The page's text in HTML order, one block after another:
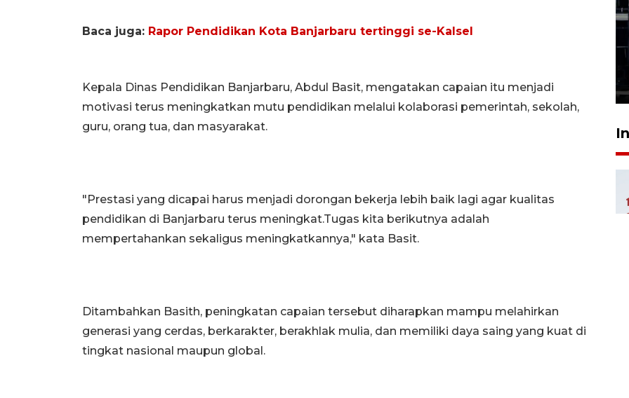
Baca juga: Rapor Pendidikan Kota Banjarbaru tertinggi se-Kalsel
Kepala Dinas Pendidikan Banjarbaru, Abdul Basit, mengatakan capaian itu menjadi
motivasi terus meningkatkan mutu pendidikan melalui kolaborasi pemerintah, sekolah,
guru, orang tua, dan masyarakat.
"Prestasi yang dicapai harus menjadi dorongan bekerja lebih baik lagi agar kualitas
pendidikan di Banjarbaru terus meningkat.Tugas kita berikutnya adalah
mempertahankan sekaligus meningkatkannya," kata Basit.
Ditambahkan Basith, peningkatan capaian tersebut diharapkan mampu melahirkan
generasi yang cerdas, berkarakter, berakhlak mulia, dan memiliki daya saing yang kuat di
tingkat nasional maupun global.
Anak Putus Sekolah Lewat
30 Juli 2026 17:51